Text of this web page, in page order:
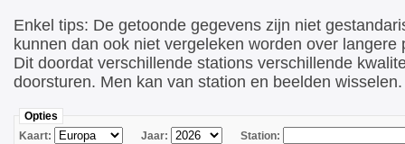
Enkel tips: De getoonde gegevens zijn niet
kunnen dan ook niet vergeleken worden over langere
Dit doordat verschillende stations verschillende
doorsturen. Men kan van station en beelden wisselen.
Opties
Kaart:
Jaar: Station: